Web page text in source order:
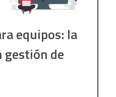
equipos: la
gestión de